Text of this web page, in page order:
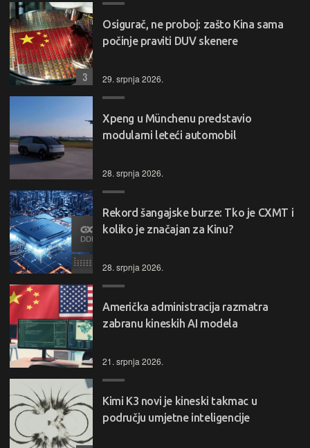
Osigurač, ne proboj: zašto Kina sama
počinje praviti DUV skenere
29. srpnja 2026.
3
Xpeng u Münchenu predstavio
modularni leteći automobil
28. srpnja 2026.
Rekord šangajske burze: Tko je CXMT i
koliko je značajan za Kinu?
28. srpnja 2026.
Američka administracija razmatra
zabranu kineskih AI modela
21. srpnja 2026.
Kimi K3 novi je kineski takmac u
području umjetne inteligencije